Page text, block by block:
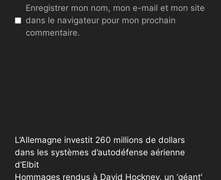
Enregistrer mon nom, mon e-mail et mon site
dans le navigateur pour mon prochain
commentaire.
r
n
a
t
L’Allemagne investit 260 millions de dollars
dans les systèmes d’autodéfense aérienne
d’Elbit
Hommages rendus à David Hockney, un ‘géant’